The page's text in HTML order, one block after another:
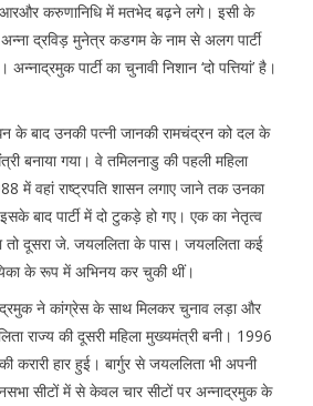
करुणानिधि में मतभेद बढ़ने लगे। इसी के
द्रविड़ मुनेत्र कडगम के नाम से अलग पार्टी
पार्टी का चुनावी निशान ‘दो पत्तियां’ है।
के बाद उनकी पत्नी जानकी रामचंद्रन को दल के
बनाया गया। वे तमिलनाडु की पहली महिला
में वहां राष्ट्रपति शासन लगाए जाने तक उनका
बाद पार्टी में दो टुकड़े हो गए। एक का नेतृत्व
तो दूसरा जे. जयललिता के पास। जयललिता कई
के रूप में अभिनय कर चुकी थीं।
ने कांग्रेस के साथ मिलकर चुनाव लड़ा और
राज्य की दूसरी महिला मुख्यमंत्री बनी। 1996
करारी हार हुई। बार्गुर से जयललिता भी अपनी
सीटों में से केवल चार सीटों पर अन्नाद्रमुक के